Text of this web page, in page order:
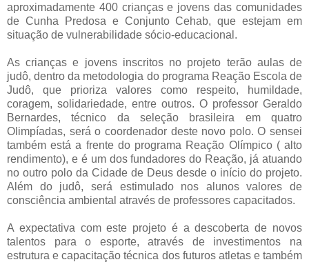
aproximadamente 400 crianças e jovens das comunidades
de Cunha Predosa e Conjunto Cehab, que estejam em
situação de vulnerabilidade sócio-educacional.
As crianças e jovens inscritos no projeto terão aulas de
judô, dentro da metodologia do programa Reação Escola de
Judô, que prioriza valores como respeito, humildade,
coragem, solidariedade, entre outros. O professor Geraldo
Bernardes, técnico da seleção brasileira em quatro
Olimpíadas, será o coordenador deste novo polo. O sensei
também está a frente do programa Reação Olímpico ( alto
rendimento), e é um dos fundadores do Reação, já atuando
no outro polo da Cidade de Deus desde o início do projeto.
Além do judô, será estimulado nos alunos valores de
consciência ambiental através de professores capacitados.
A expectativa com este projeto é a descoberta de novos
talentos para o esporte, através de investimentos na
estrutura e capacitação técnica dos futuros atletas e também